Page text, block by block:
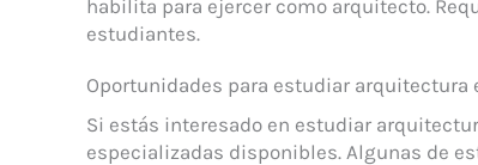
habilita para ejercer como arquitecto.
estudiantes.
Oportunidades para estudiar
Si estás interesado en estudiar
especializadas disponibles. Algunas de